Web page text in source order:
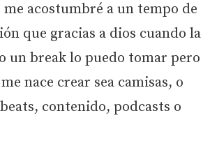
acostumbré a un tempo de
que gracias a dios cuando la
un break lo puedo tomar pero
nace crear sea camisas, o
contenido, podcasts o